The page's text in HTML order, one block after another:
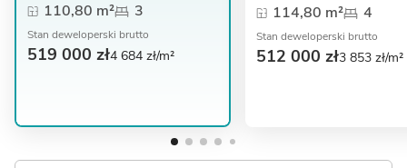
110,80 m² 3
Stan deweloperski brutto
519 000 zł4 684 zł/m²
114,80 m² 4
Stan deweloperski brutto
512 000 zł3 853 zł/m²